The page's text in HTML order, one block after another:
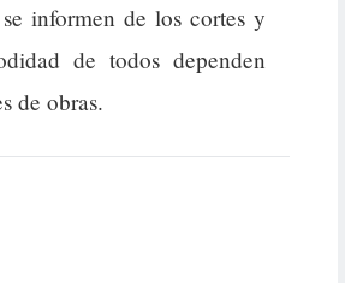
informen de los cortes y
de todos dependen
de obras.